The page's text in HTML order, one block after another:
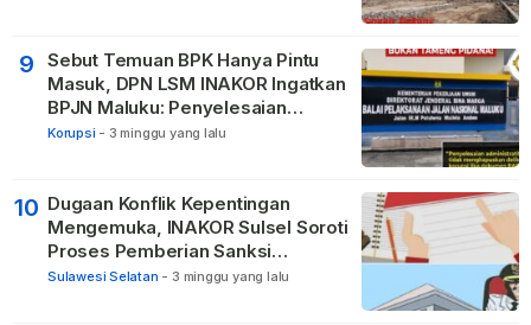
9
Sebut Temuan BPK Hanya Pintu
Masuk, DPN LSM INAKOR Ingatkan
BPJN Maluku: Penyelesaian
Administratif Tidak Menghapus
Pidana
Korupsi - 3 minggu yang lalu
10 Dugaan Konflik Kepentingan
Mengemuka, INAKOR Sulsel Soroti
Proses Pemberian Sanksi
terhadap ASN di Bone
Sulawesi Selatan - 3 minggu yang lalu